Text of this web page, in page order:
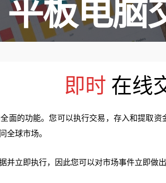
平板电脑
即时 在线
面的功能。您可以执行交易，存入和提取
全球市场。
立即执行，因此您可以对市场事件立即做